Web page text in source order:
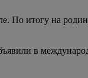
По итогу на
в